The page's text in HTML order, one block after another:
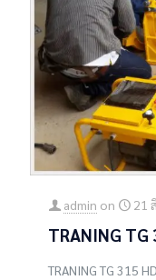
admin on 21
TRANING TG
TRANING TG 315